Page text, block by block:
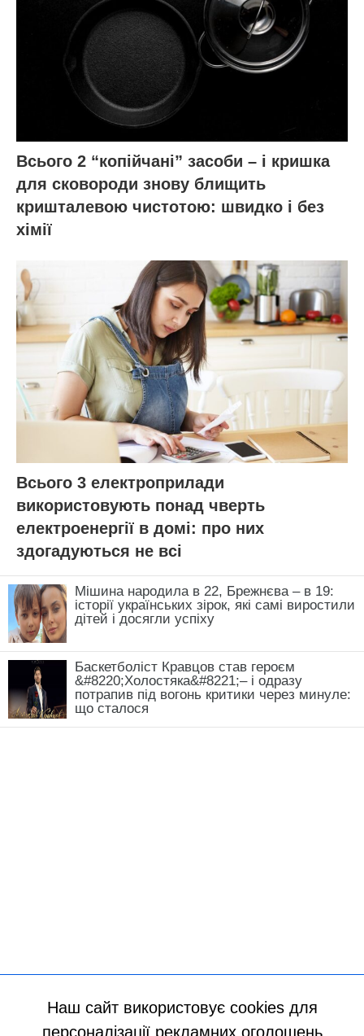
Всього 2 “копійчані” засоби – і кришка
для сковороди знову блищить
кришталевою чистотою: швидко і без
хімії
Всього 3 електроприлади
використовують понад чверть
електроенергії в домі: про них
здогадуються не всі
Мішина народила в 22, Брежнєва – в 19:
історії українських зірок, які самі виростили
дітей і досягли успіху
Баскетболіст Кравцов став героєм
&#8220;Холостяка&#8221;– і одразу
потрапив під вогонь критики через минуле:
що сталося
Наш сайт використовує cookies для
персоналізації рекламних оголошень